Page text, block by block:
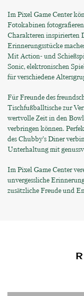
Im Pixel Game Center
Fotokabinen
Charakteren inspirierten
Erinnerungsstücke
Mit Action- und
Sonic, elektronischen
für verschiedene
Für Freunde des
Tischfußballtische zur
wertvolle Zeit in den
verbringen können.
des Chubby’s Diner
Unterhaltung mit
Im Pixel Game Center
unvergessliche
zusätzliche Freude und